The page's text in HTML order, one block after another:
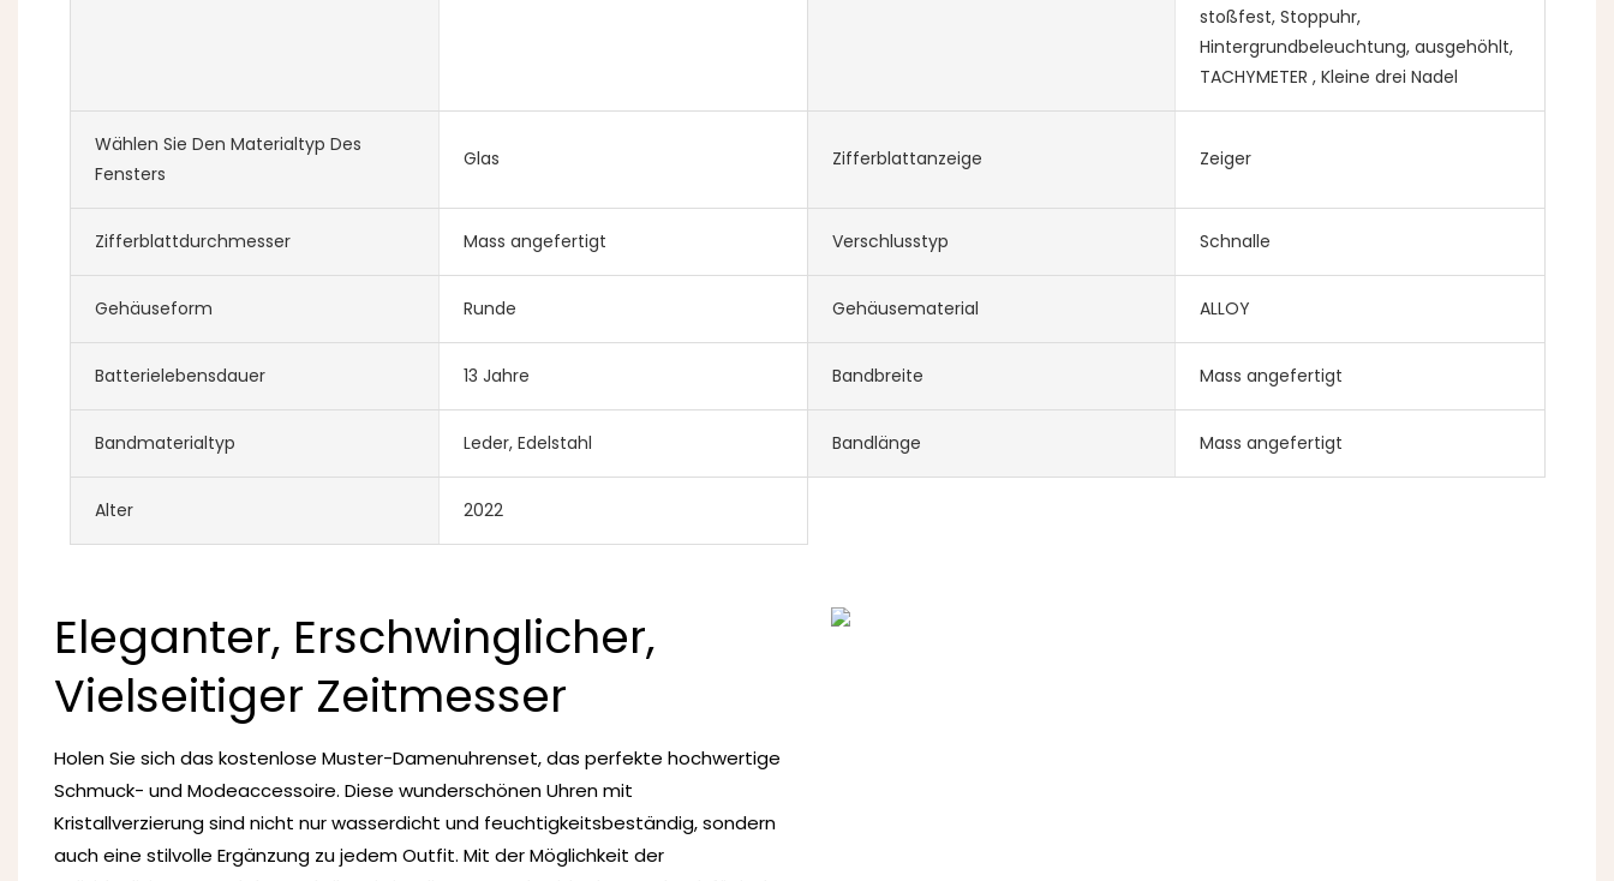
stoßfest, Stoppuhr,
Hintergrundbeleuchtung, ausgehöhlt,
TACHYMETER , Kleine drei Nadel
Wählen Sie Den Materialtyp Des
Fensters
Glas Zifferblattanzeige Zeiger
Zifferblattdurchmesser Mass angefertigt Verschlusstyp Schnalle
Gehäuseform Runde Gehäusematerial ALLOY
Batterielebensdauer 13 Jahre Bandbreite Mass angefertigt
Bandmaterialtyp Leder, Edelstahl Bandlänge Mass angefertigt
Alter 2022
Eleganter, Erschwinglicher,
Vielseitiger Zeitmesser
Holen Sie sich das kostenlose Muster-Damenuhrenset, das perfekte hochwertige
Schmuck- und Modeaccessoire. Diese wunderschönen Uhren mit
Kristallverzierung sind nicht nur wasserdicht und feuchtigkeitsbeständig, sondern
auch eine stilvolle Ergänzung zu jedem Outfit. Mit der Möglichkeit der